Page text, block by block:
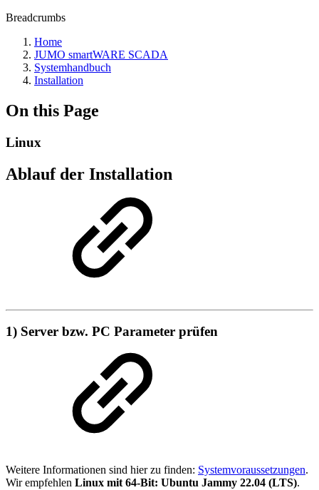
Breadcrumbs
Home
JUMO smartWARE SCADA
Systemhandbuch
Installation
On this Page
Linux
Ablauf der Installation
1) Server bzw. PC Parameter prüfen
Weitere Informationen sind hier zu finden: Systemvoraussetzungen.
Wir empfehlen Linux mit 64-Bit: Ubuntu Jammy 22.04 (LTS).